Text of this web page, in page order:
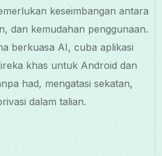
keseimbangan antara
dan kemudahan penggunaan.
berkuasa AI, cuba aplikasi
khas untuk Android dan
had, mengatasi sekatan,
dalam talian.